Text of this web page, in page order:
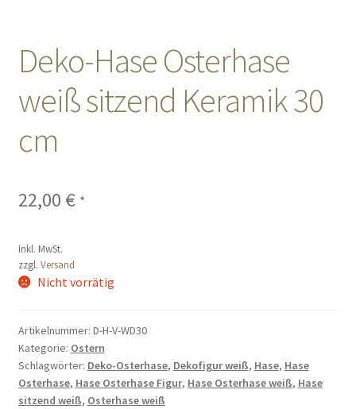
Deko-Hase Osterhase
weiß sitzend Keramik 30
cm
22,00 € *
Inkl. MwSt.
zzgl. Versand
Nicht vorrätig
Artikelnummer: D-H-V-WD30
Kategorie: Ostern
Schlagwörter: Deko-Osterhase, Dekofigur weiß, Hase, Hase
Osterhase, Hase Osterhase Figur, Hase Osterhase weiß, Hase
sitzend weiß, Osterhase weiß